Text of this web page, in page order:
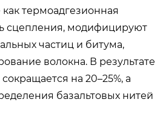
термоадгезионная
сцепления, модифицируют
частиц и битума,
волокна. В результате
на 20–25%, а
базальтовых нитей